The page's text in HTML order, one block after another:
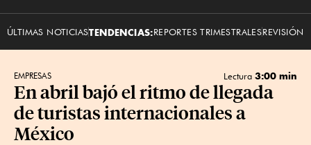
ÚLTIMAS NOTICIASTENDENCIAS:REPORTES TRIMESTRALESREVISIÓN
EMPRESAS Lectura 3:00 min
En abril bajó el ritmo de llegada
de turistas internacionales a
México